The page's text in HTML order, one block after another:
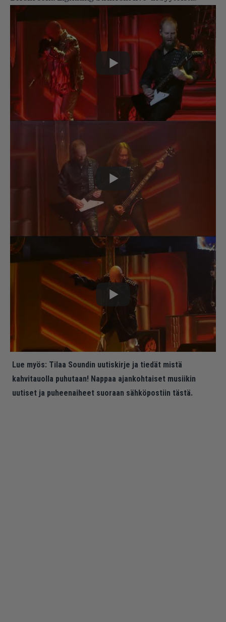
Lue myös: Tilaa Soundin uutiskirje ja tiedät mistä
kahvitauolla puhutaan! Nappaa ajankohtaiset musiikin
uutiset ja puheenaiheet suoraan sähköpostiin tästä.